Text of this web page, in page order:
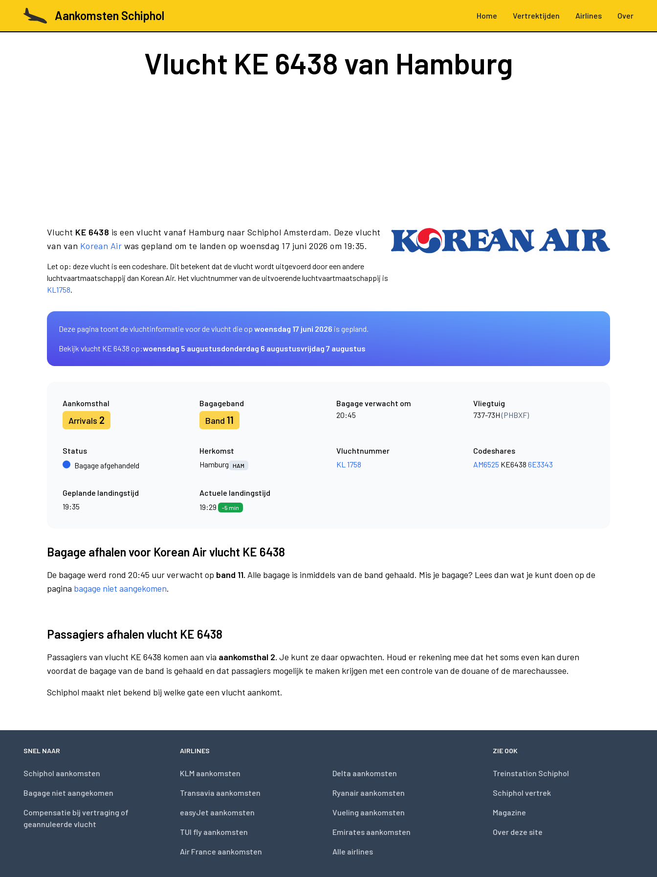
Aankomsten Schiphol Home Vertrektijden Airlines Over
Vlucht KE 6438 van Hamburg
Vlucht KE 6438 is een vlucht vanaf Hamburg naar Schiphol Amsterdam. Deze vlucht
van van Korean Air was gepland om te landen op woensdag 17 juni 2026 om 19:35.
Let op: deze vlucht is een codeshare. Dit betekent dat de vlucht wordt uitgevoerd door een andere
luchtvaartmaatschappij dan Korean Air. Het vluchtnummer van de uitvoerende luchtvaartmaatschappij is
KL1758.
Deze pagina toont de vluchtinformatie voor de vlucht die op woensdag 17 juni 2026 is gepland.
Bekijk vlucht KE 6438 op:woensdag 5 augustusdonderdag 6 augustusvrijdag 7 augustus
Aankomsthal
Arrivals 2
Bagageband
Band 11
Bagage verwacht om
20:45
Vliegtuig
737-73H(PHBXF)
Status
Bagage afgehandeld
Herkomst
Hamburg
HAM
Vluchtnummer
KL 1758
Codeshares
AM6525 KE6438 6E3343
Geplande landingstijd
19:35
Actuele landingstijd
19:29
-5 min
Bagage afhalen voor Korean Air vlucht KE 6438
De bagage werd rond 20:45 uur verwacht op band 11. Alle bagage is inmiddels van de band gehaald. Mis je bagage? Lees dan wat je kunt doen op de
pagina bagage niet aangekomen.
Passagiers afhalen vlucht KE 6438
Passagiers van vlucht KE 6438 komen aan via aankomsthal 2. Je kunt ze daar opwachten. Houd er rekening mee dat het soms even kan duren
voordat de bagage van de band is gehaald en dat passagiers mogelijk te maken krijgen met een controle van de douane of de marechaussee.
Schiphol maakt niet bekend bij welke gate een vlucht aankomt.
SNEL NAAR
Schiphol aankomsten
Bagage niet aangekomen
Compensatie bij vertraging of
geannuleerde vlucht
AIRLINES
KLM aankomsten
Transavia aankomsten
easyJet aankomsten
TUI fly aankomsten
Air France aankomsten
Delta aankomsten
Ryanair aankomsten
Vueling aankomsten
Emirates aankomsten
Alle airlines
ZIE OOK
Treinstation Schiphol
Schiphol vertrek
Magazine
Over deze site